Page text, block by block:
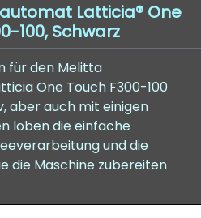
Latticia® One
100, Schwarz
für den Melitta
One Touch F300-100
aber auch mit einigen
loben die einfache
und die
die Maschine zubereiten